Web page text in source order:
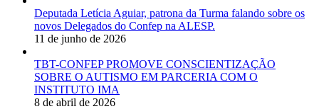
Deputada Letícia Aguiar, patrona da Turma falando sobre os
novos Delegados do Confep na ALESP.
11 de junho de 2026
TBT-CONFEP PROMOVE CONSCIENTIZAÇÃO
SOBRE O AUTISMO EM PARCERIA COM O
INSTITUTO IMA
8 de abril de 2026